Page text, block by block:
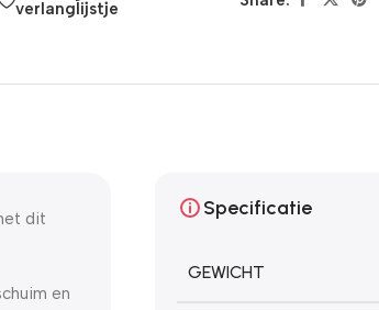
verlanglijstje
dit
en
Specificatie
GEWICHT